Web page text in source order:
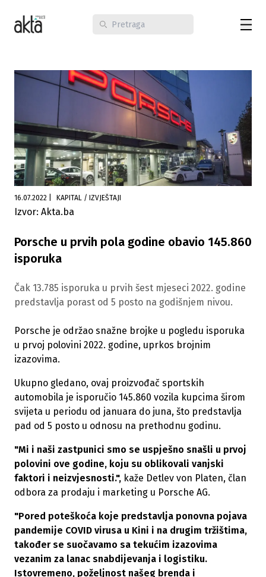
16.07.2022 KAPITAL / IZVJEŠTAJI
Izvor: Akta.ba
Porsche u prvih pola godine obavio 145.860
isporuka
Čak 13.785 isporuka u prvih šest mjeseci 2022. godine
predstavlja porast od 5 posto na godišnjem nivou.
Porsche je održao snažne brojke u pogledu isporuka
u prvoj polovini 2022. godine, uprkos brojnim
izazovima.
Ukupno gledano, ovaj proizvođač sportskih
automobila je isporučio 145.860 vozila kupcima širom
svijeta u periodu od januara do juna, što predstavlja
pad od 5 posto u odnosu na prethodnu godinu.
"Mi i naši zastpunici smo se uspješno snašli u prvoj
polovini ove godine, koju su oblikovali vanjski
faktori i neizvjesnosti.", kaže Detlev von Platen, član
odbora za prodaju i marketing u Porsche AG.
"Pored poteškoća koje predstavlja ponovna pojava
pandemije COVID virusa u Kini i na drugim tržištima,
također se suočavamo sa tekućim izazovima
vezanim za lanac snabdijevanja i logistiku.
Istovremeno, poželjnost našeg brenda i